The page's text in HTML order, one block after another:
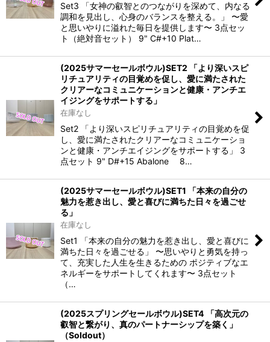
Set3 「女神の叡智とのつながりを深めて、内なる
調和を見出し、心身のバランスを整える。」 〜愛
と思いやりに溢れた毎日を提供します〜 3点セッ
ト（絶対音セット） 9" C#+10 Plat…
(2025サマーセールボウル)SET2 「より深いスピ
リチュアリティの目覚めを促し、愛に満たされた
クリアーなコミュニケーションと健康・アンチエ
イジングをサポートする」
在庫なし
Set2 「より深いスピリチュアリティの目覚めを促
し、愛に満たされたクリアーなコミュニケーショ
ンと健康・アンチエイジングをサポートする」 3
点セット 9" D#+15 Abalone 8…
(2025サマーセールボウル)SET1 「本来の自分の
魅力を惹き出し、愛と喜びに満ちた日々を過ごせ
る」
在庫なし
Set1 「本来の自分の魅力を惹き出し、愛と喜びに
満ちた日々を過ごせる」 〜思いやりと勇気を持っ
て、充実した人生を生きるための ポジティブなエ
ネルギーをサポートしてくれます〜 3点セット
（…
(2025スプリングセールボウル)SET4 「高次元の
叡智と繋がり、真のパートナーシップを築く」
（Soldout）